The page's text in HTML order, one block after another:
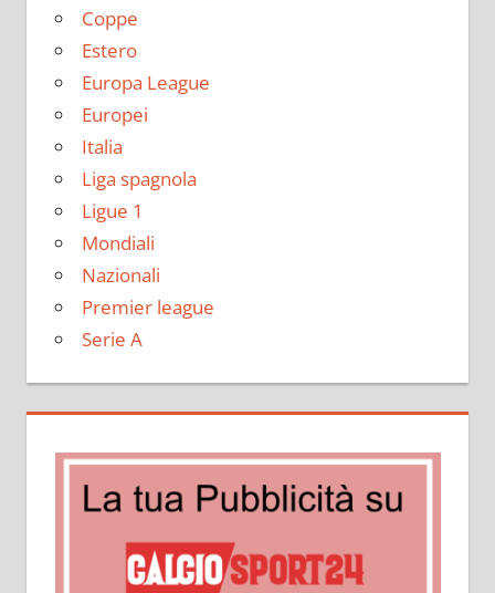
Coppe
Estero
Europa League
Europei
Italia
Liga spagnola
Ligue 1
Mondiali
Nazionali
Premier league
Serie A